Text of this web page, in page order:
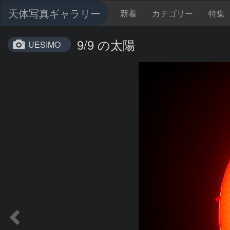
天体写真ギャラリー 新着 カテゴリー 特集
UESIMO 9/9 の太陽